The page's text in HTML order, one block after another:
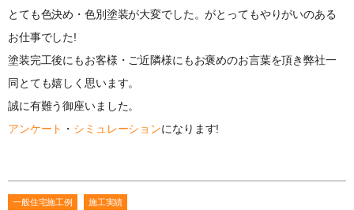
とても色決め・色別塗装が大変でした。がとってもやりがいのある
お仕事でした!
塗装完工後にもお客様・ご近隣様にもお褒めのお言葉を頂き弊社一
同とても嬉しく思います。
誠に有難う御座いました。
アンケート ・ シミュレーションになります!
一般住宅施工例 施工実績